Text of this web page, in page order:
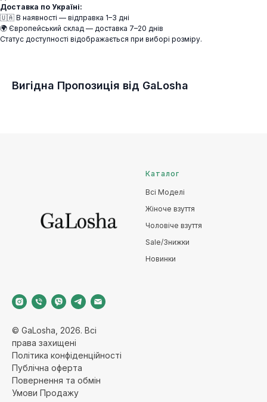
Доставка по Україні:
🇺🇦 В наявності — відправка 1–3 дні
🌍 Європейський склад — доставка 7–20 днів
Статус доступності відображається при виборі розміру.
Вигідна Пропозиція від GaLosha
© GaLosha, 2026. Всі
права захищені
Політика конфіденційності
Публічна оферта
Повернення та обмін
Умови Продажу
Каталог
Всі Моделі
Жіноче взуття
Чоловіче взуття
Sale/Знижки
Новинки